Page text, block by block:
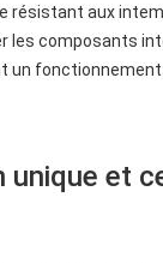
résistant aux
les composants
un
unique et